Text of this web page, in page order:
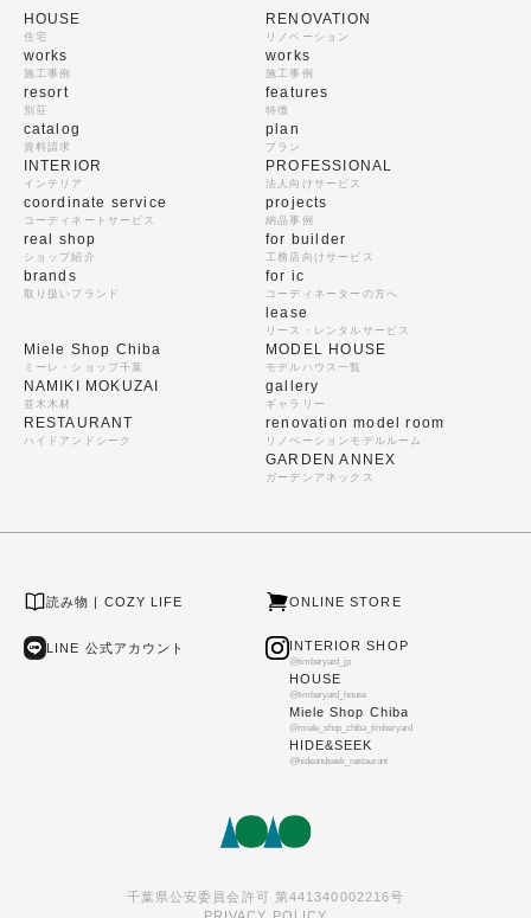
HOUSE
住宅
works
施工事例
resort
別荘
catalog
資料請求
RENOVATION
リノベーション
works
施工事例
features
特徴
plan
プラン
INTERIOR
インテリア
coordinate service
コーディネートサービス
real shop
ショップ紹介
brands
取り扱いブランド
PROFESSIONAL
法人向けサービス
projects
納品事例
for builder
工務店向けサービス
for ic
コーディネーターの方へ
lease
リース・レンタルサービス
Miele Shop Chiba
ミーレ・ショップ千葉
NAMIKI MOKUZAI
並木木材
RESTAURANT
ハイドアンドシーク
MODEL HOUSE
モデルハウス一覧
gallery
ギャラリー
renovation model room
リノベーションモデルルーム
GARDEN ANNEX
ガーデンアネックス
読み物 | COZY LIFE ONLINE STORE
LINE 公式アカウント INTERIOR SHOP
@timberyard_jp
HOUSE
@timberyard_house
Miele Shop Chiba
@miele_shop_chiba_timberyard
HIDE&SEEK
@hideandseek_restaurant
千葉県公安委員会許可 第441340002216号
PRIVACY POLICY